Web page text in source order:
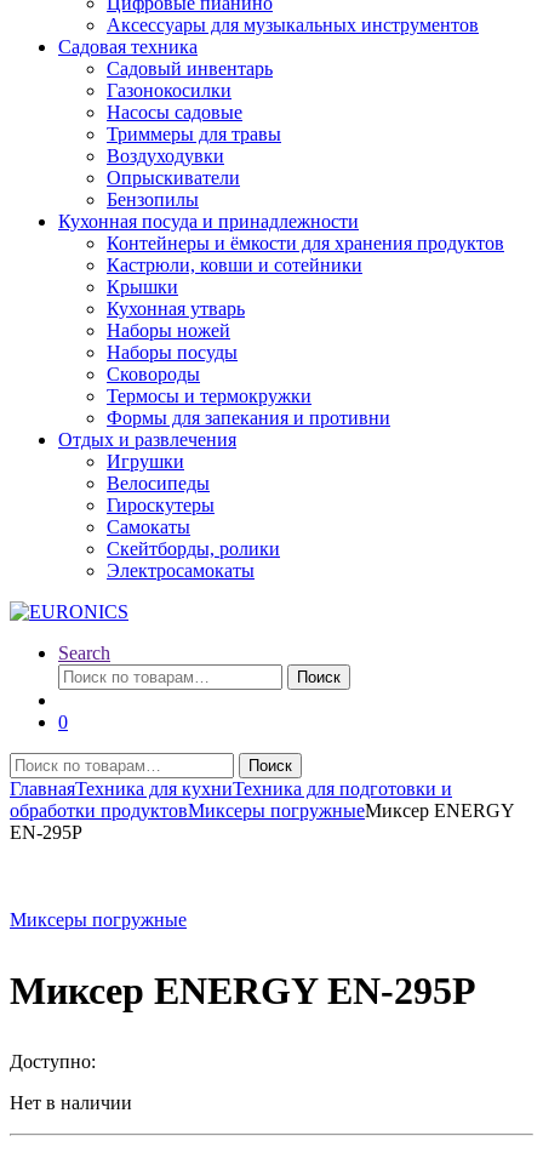
Аксессуары для музыкальных инструментов
Садовая техника
Садовый инвентарь
Газонокосилки
Насосы садовые
Триммеры для травы
Воздуходувки
Опрыскиватели
Бензопилы
Кухонная посуда и принадлежности
Контейнеры и ёмкости для хранения продуктов
Кастрюли, ковши и сотейники
Крышки
Кухонная утварь
Наборы ножей
Наборы посуды
Сковороды
Термосы и термокружки
Формы для запекания и противни
Отдых и развлечения
Игрушки
Велосипеды
Гироскутеры
Самокаты
Скейтборды, ролики
Электросамокаты
Search
Искать:
Поиск
0
Искать:
Поиск
ГлавнаяТехника для кухниТехника для подготовки и
обработки продуктовМиксеры погружныеМиксер ENERGY
EN-295P
Миксеры погружные
Миксер ENERGY EN-295P
Доступно:
Нет в наличии